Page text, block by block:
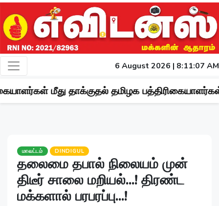
6 August 2026 | 8:11:09 AM
தாக்குதல் தமிழக பத்திரிகையாளர்கள் சங்கம்
மாவட்டம் DINDIGUL
தலைமை தபால் நிலையம் முன்
திடீர் சாலை மறியல்...! திரண்ட
மக்களால் பரபரப்பு...!